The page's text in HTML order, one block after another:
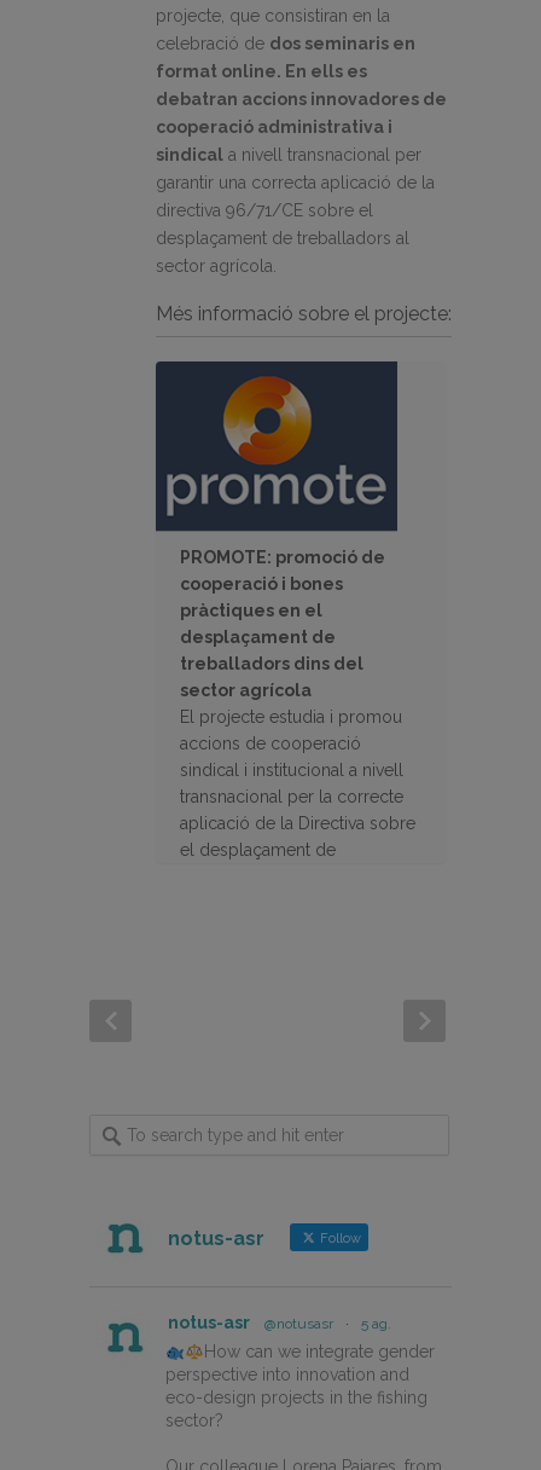
projecte, que consistiran en la
celebració de dos seminaris en
format online. En ells es
debatran accions innovadores de
cooperació administrativa i
sindical a nivell transnacional per
garantir una correcta aplicació de la
directiva 96/71/CE sobre el
desplaçament de treballadors al
sector agrícola.
Més informació sobre el projecte:
PROMOTE: promoció de
cooperació i bones
pràctiques en el
desplaçament de
treballadors dins del
sector agrícola
El projecte estudia i promou
accions de cooperació
sindical i institucional a nivell
transnacional per la correcte
aplicació de la Directiva sobre
el desplaçament de
notus-asr Follow
notus-asr @notusasr · 5 ag.
How can we integrate gender
perspective into innovation and
eco-design projects in the fishing
sector?